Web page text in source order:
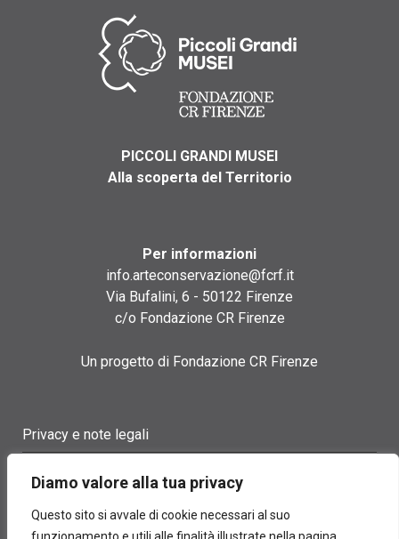
Diamo valore alla tua privacy
Questo sito si avvale di cookie necessari al suo
PICCOLI GRANDI MUSEI
Alla scoperta del Territorio
Per informazioni
info.arteconservazione@fcrf.it
Via Bufalini, 6 - 50122 Firenze
c/o Fondazione CR Firenze
Un progetto di Fondazione CR Firenze
Privacy e note legali
Cookie policy